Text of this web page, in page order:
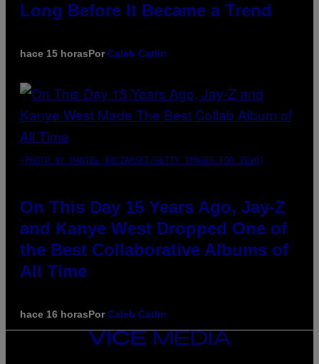
Long Before It Became a Trend
hace 15 horasPorCaleb Catlin
(PHOTO BY DANIEL BOCZARSKI/GETTY IMAGES FOR VEVO)
On This Day 15 Years Ago, Jay-Z
and Kanye West Dropped One of
the Best Collaborative Albums of
All Time
hace 16 horasPorCaleb Catlin
VICE